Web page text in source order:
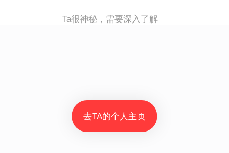
Ta很神秘，需要深入了解
去TA的个人主页